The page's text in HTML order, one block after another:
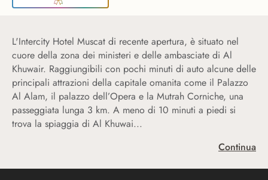
L'Intercity Hotel Muscat di recente apertura, è situato nel
cuore della zona dei ministeri e delle ambasciate di Al
Khuwair. Raggiungibili con pochi minuti di auto alcune delle
principali attrazioni della capitale omanita come il Palazzo
Al Alam, il palazzo dell’Opera e la Mutrah Corniche, una
passeggiata lunga 3 km. A meno di 10 minuti a piedi si
trova la spiaggia di Al Khuwai...
Continua